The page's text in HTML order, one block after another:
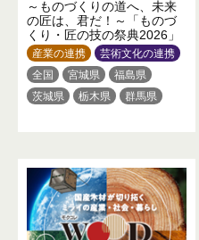
～ものづくりの道へ、未来
の匠は、君だ！～「ものづ
くり・匠の技の祭典2026」
産業の連携
芸術文化の連携
全国
宮城県
福島県
茨城県
栃木県
群馬県
佐賀県
長崎県
熊本県
大分県